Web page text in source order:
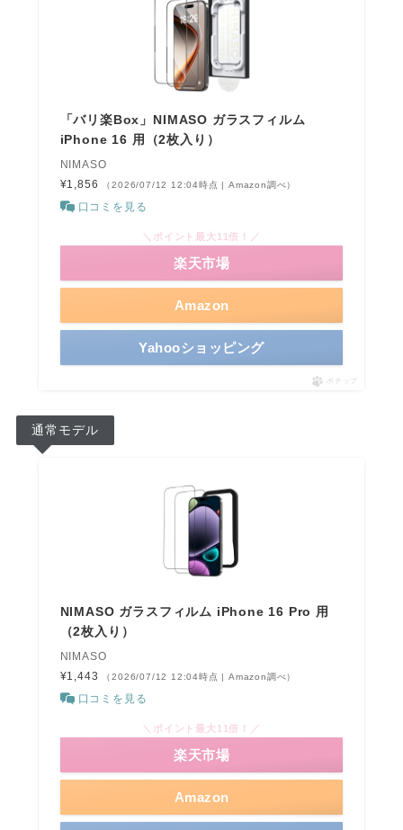
「バリ楽Box」NIMASO ガラスフィルム
iPhone 16 用（2枚入り）
NIMASO
¥1,856
（2026/07/12 12:04時点 | Amazon調べ）
口コミを見る
Amazon
＼ポイント最大11倍！／
楽天市場
Yahooショッピング
ポチップ
通常モデル
NIMASO ガラスフィルム iPhone 16 Pro 用
（2枚入り）
NIMASO
¥1,443
（2026/07/12 12:04時点 | Amazon調べ）
口コミを見る
Amazon
＼ポイント最大11倍！／
楽天市場